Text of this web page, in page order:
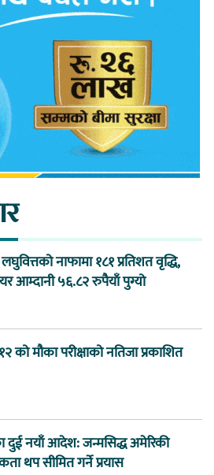
नाफामा १८१ प्रतिशत वृद्धि,
आम्दानी ५६.८२ रुपैयाँ पुग्यो
को मौका परीक्षाको नतिजा प्रकाशित
दुई नयाँ आदेश: जन्मसिद्ध अमेरिकी
थप सीमित गर्ने प्रयास